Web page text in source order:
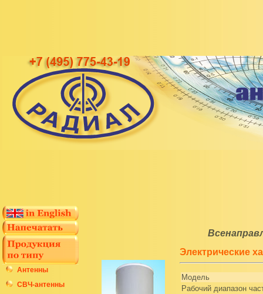
Антенны
СВЧ-антенны
Электрические
Модель
Рабочий диапазон